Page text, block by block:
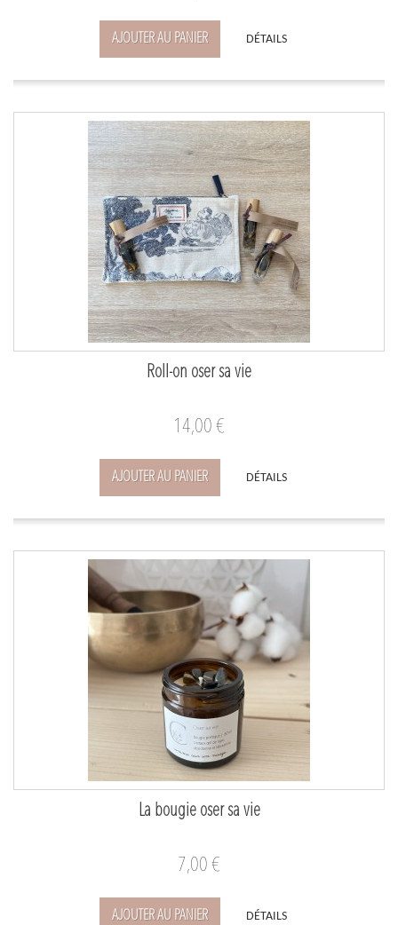
AJOUTER AU PANIER DÉTAILS
Roll-on oser sa vie
14,00 €
AJOUTER AU PANIER DÉTAILS
La bougie oser sa vie
7,00 €
AJOUTER AU PANIER DÉTAILS